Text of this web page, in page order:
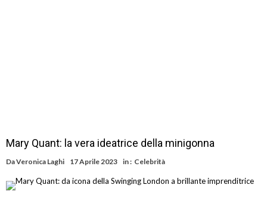
Mary Quant: la vera ideatrice della minigonna
DaVeronica Laghi 17 Aprile 2023 in : Celebrità